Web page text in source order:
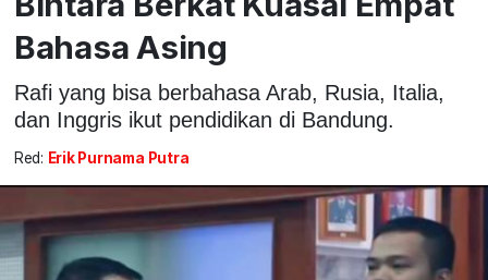
Bahasa Asing
Rafi yang bisa berbahasa Arab, Rusia, Italia,
dan Inggris ikut pendidikan di Bandung.
Red: Erik Purnama Putra